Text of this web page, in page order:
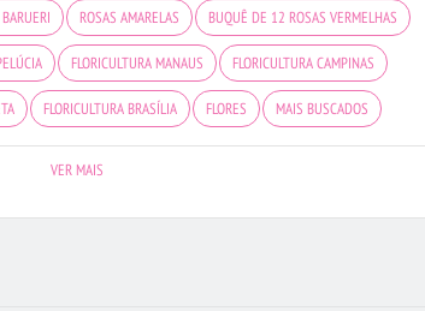
ROSAS AMARELAS BUQUÊ DE 12 ROSAS VERMELHAS
FLORICULTURA MANAUS FLORICULTURA CAMPINAS
FLORICULTURA BRASÍLIA FLORES MAIS BUSCADOS
VER MAIS